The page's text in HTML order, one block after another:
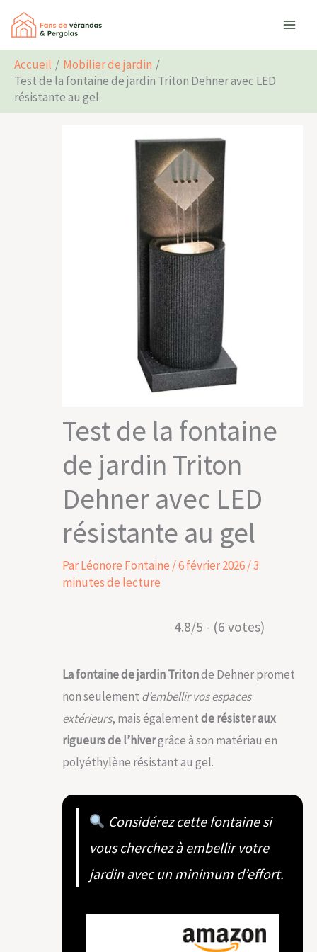
Aller
contenu
Accueil
Mobilier de jardin
Test de la fontaine de jardin Triton Dehner avec LED
résistante au gel
Test de la fontaine
de jardin Triton
Dehner avec LED
résistante au gel
ParLéonore Fontaine /6 février 2026/3
minutes de lecture
4.8/5 - (6 votes)
La fontaine de jardin Tritonde Dehner promet
non seulement d’embellir vos espaces
extérieurs, mais égalementde résister aux
rigueurs de l’hivergrâce à son matériau en
polyéthylène résistant au gel.
Considérez cette fontaine si
vous cherchez à embellir votre
jardin avec un minimum d’effort.
Rechercher